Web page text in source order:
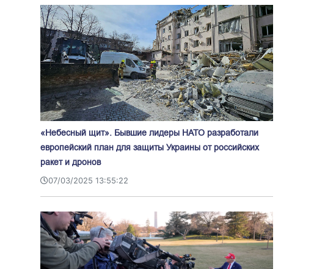
«Небесный щит». Бывшие лидеры НАТО разработали
европейский план для защиты Украины от российских
ракет и дронов
07/03/2025 13:55:22